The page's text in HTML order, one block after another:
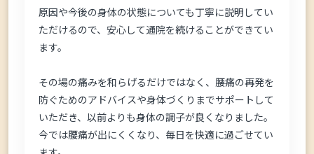
原因や今後の身体の状態についても丁寧に説明してい
ただけるので、安心して通院を続けることができてい
ます。
その場の痛みを和らげるだけではなく、腰痛の再発を
防ぐためのアドバイスや身体づくりまでサポートして
いただき、以前よりも身体の調子が良くなりました。
今では腰痛が出にくくなり、毎日を快適に過ごせてい